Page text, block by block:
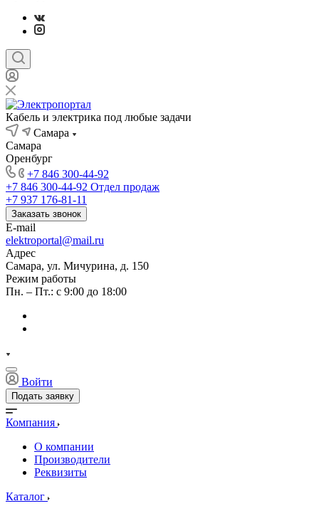
Кабель и электрика под любые задачи
Самара
Самара
Оренбург
+7 846 300-44-92
+7 846 300-44-92 Отдел продаж
+7 937 176-81-11
Заказать звонок
E-mail
elektroportal@mail.ru
Адрес
Самара, ул. Мичурина, д. 150
Режим работы
Пн. – Пт.: с 9:00 до 18:00
Войти
Подать заявку
Компания
О компании
Производители
Реквизиты
Каталог